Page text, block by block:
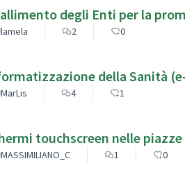
degli Enti per la
lamela 2 0
della Sanità
MarLis 4 1
touchscreen nelle
MASSIMILIANO_C 1 0